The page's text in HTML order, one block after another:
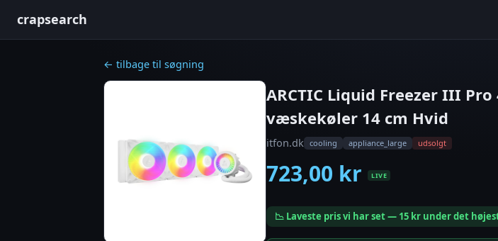
crapsearch
← tilbage til søgning
ARCTIC Liquid Freezer III
væskekøler 14 cm Hvid
itfon.dk cooling appliance_large udsolgt
723,00 kr LIVE
📉 Laveste pris vi har set — 15 kr under det